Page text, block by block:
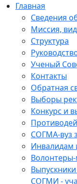
Главная
Сведения
Миссия,
Структура
Ученый
Контакты
Обратная
Выборы
Конкурс и
СОГМА-вуз
Инвалидам
СОГМИ -